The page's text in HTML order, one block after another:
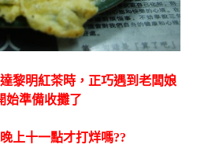
黎明紅茶時，正巧遇到老闆娘
始準備收攤了
上十一點才打烊嗎??